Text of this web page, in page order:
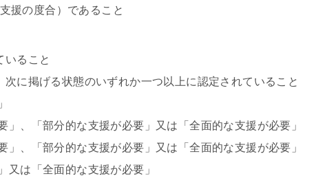
援の度合）であること
ること
に掲げる状態のいずれか一つ以上に認定されていること
「部分的な支援が必要」又は「全面的な支援が必要」
「部分的な支援が必要」又は「全面的な支援が必要」
「全面的な支援が必要」